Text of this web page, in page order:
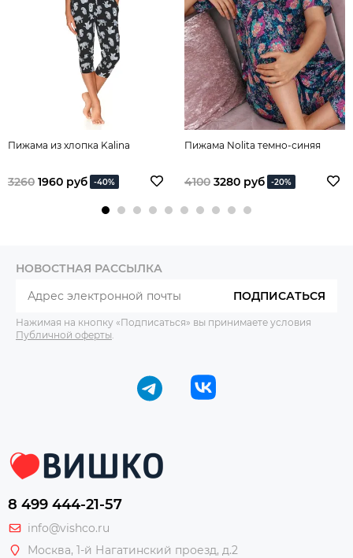
Пижама из хлопка Kalina
3260 1960 руб -40%
Пижама Nolita темно-синяя
4100 3280 руб -20%
НОВОСТНАЯ РАССЫЛКА
ПОДПИСАТЬСЯ
Нажимая на кнопку «Подписаться» вы принимаете условия
Публичной оферты
8 499 444-21-57
info@vishco.ru
Москва, 1-й Нагатинский проезд, д.2